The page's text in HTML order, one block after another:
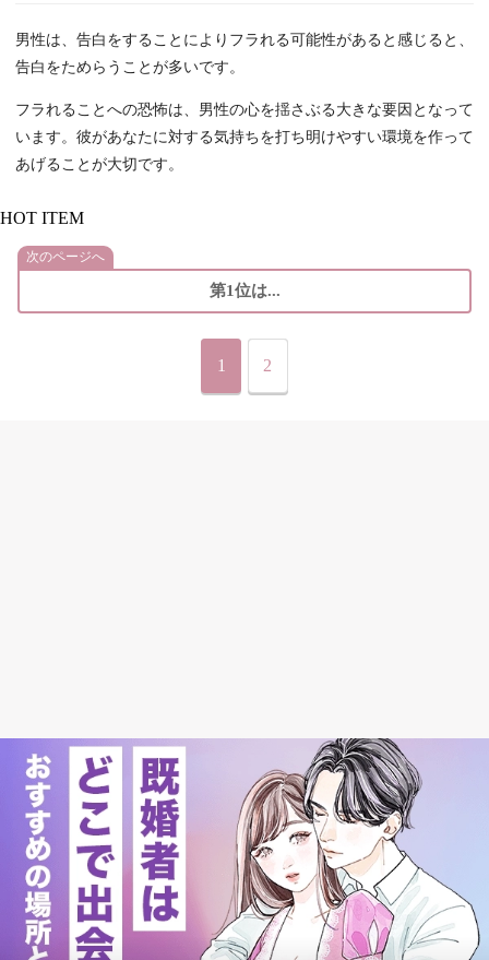
男性は、告白をすることによりフラれる可能性があると感じると、
告白をためらうことが多いです。
フラれることへの恐怖は、男性の心を揺さぶる大きな要因となって
います。彼があなたに対する気持ちを打ち明けやすい環境を作って
あげることが大切です。
HOT ITEM
次のページへ
第1位は...
1 2